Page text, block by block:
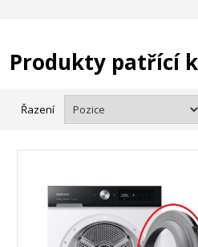
Produkty patřící k
Řazení